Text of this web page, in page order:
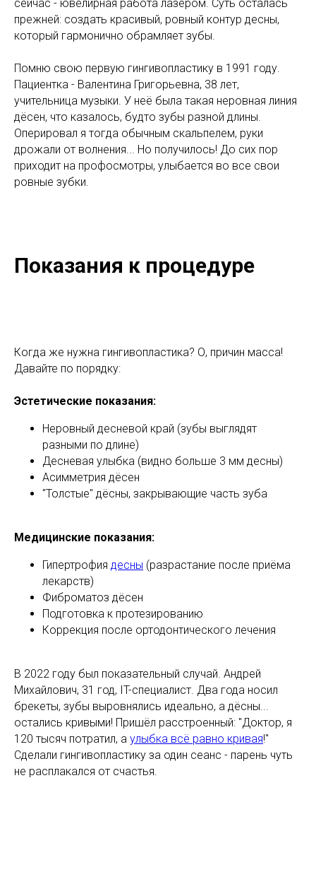
сейчас - ювелирная работа лазером. Суть осталась
прежней: создать красивый, ровный контур десны,
который гармонично обрамляет зубы.
Помню свою первую гингивопластику в 1991 году.
Пациентка - Валентина Григорьевна, 38 лет,
учительница музыки. У неё была такая неровная линия
дёсен, что казалось, будто зубы разной длины.
Оперировал я тогда обычным скальпелем, руки
дрожали от волнения... Но получилось! До сих пор
приходит на профосмотры, улыбается во все свои
ровные зубки.
Показания к процедуре
Когда же нужна гингивопластика? О, причин масса!
Давайте по порядку:
Эстетические показания:
Неровный десневой край (зубы выглядят
разными по длине)
Десневая улыбка (видно больше 3 мм десны)
Асимметрия дёсен
"Толстые" дёсны, закрывающие часть зуба
Медицинские показания:
Гипертрофия десны (разрастание после приёма
лекарств)
Фиброматоз дёсен
Подготовка к протезированию
Коррекция после ортодонтического лечения
В 2022 году был показательный случай. Андрей
Михайлович, 31 год, IT-специалист. Два года носил
брекеты, зубы выровнялись идеально, а дёсны...
остались кривыми! Пришёл расстроенный: "Доктор, я
120 тысяч потратил, а улыбка всё равно кривая!"
Сделали гингивопластику за один сеанс - парень чуть
не расплакался от счастья.